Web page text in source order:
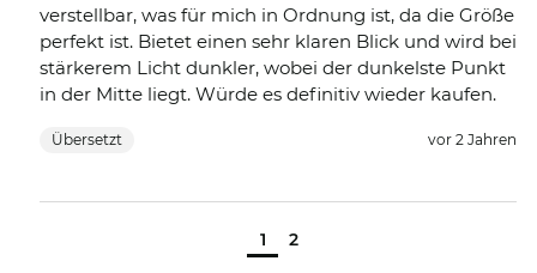
verstellbar, was für mich in Ordnung ist, da die Größe
perfekt ist. Bietet einen sehr klaren Blick und wird bei
stärkerem Licht dunkler, wobei der dunkelste Punkt
in der Mitte liegt. Würde es definitiv wieder kaufen.
Übersetzt vor 2 Jahren
1 2